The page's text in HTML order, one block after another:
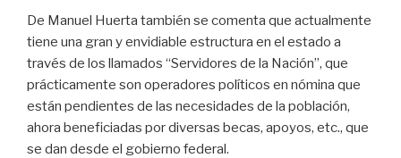
De Manuel Huerta también se comenta que actualmente
tiene una gran y envidiable estructura en el estado a
través de los llamados “Servidores de la Nación”, que
prácticamente son operadores políticos en nómina que
están pendientes de las necesidades de la población,
ahora beneficiadas por diversas becas, apoyos, etc., que
se dan desde el gobierno federal.